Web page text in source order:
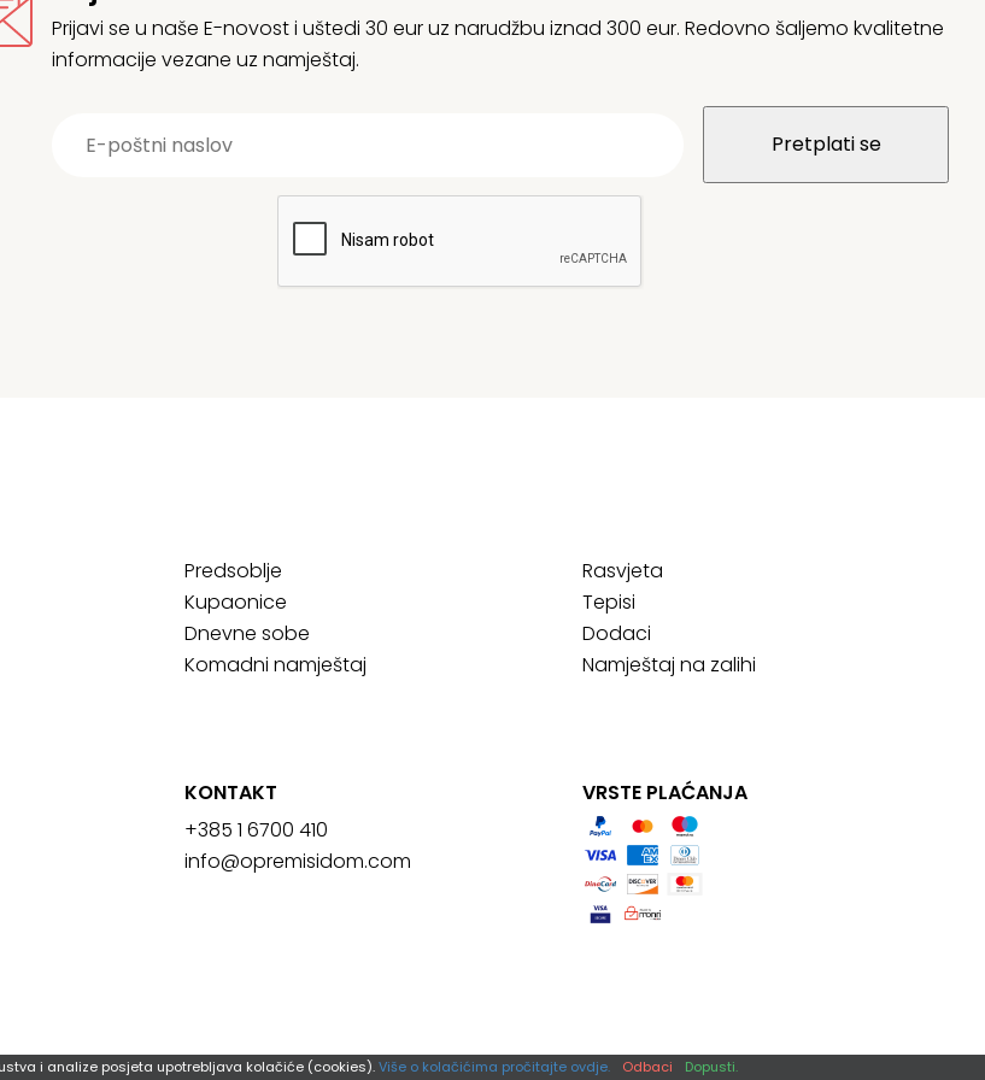
Prijavi se u naše E-novost i uštedi 30 eur uz narudžbu iznad 300 eur. Redovno šaljemo kvalitetne
informacije vezane uz namještaj.
Predsoblje
Kupaonice
Dnevne sobe
Komadni namještaj
Rasvjeta
Tepisi
Dodaci
Namještaj na zalihi
KONTAKT
+385 1 6700 410
info@opremisidom.com
VRSTE PLAĆANJA
i analize posjeta upotrebljava kolačiće (cookies).Više o kolačićima pročitajte ovdje. Odbaci Dopusti.